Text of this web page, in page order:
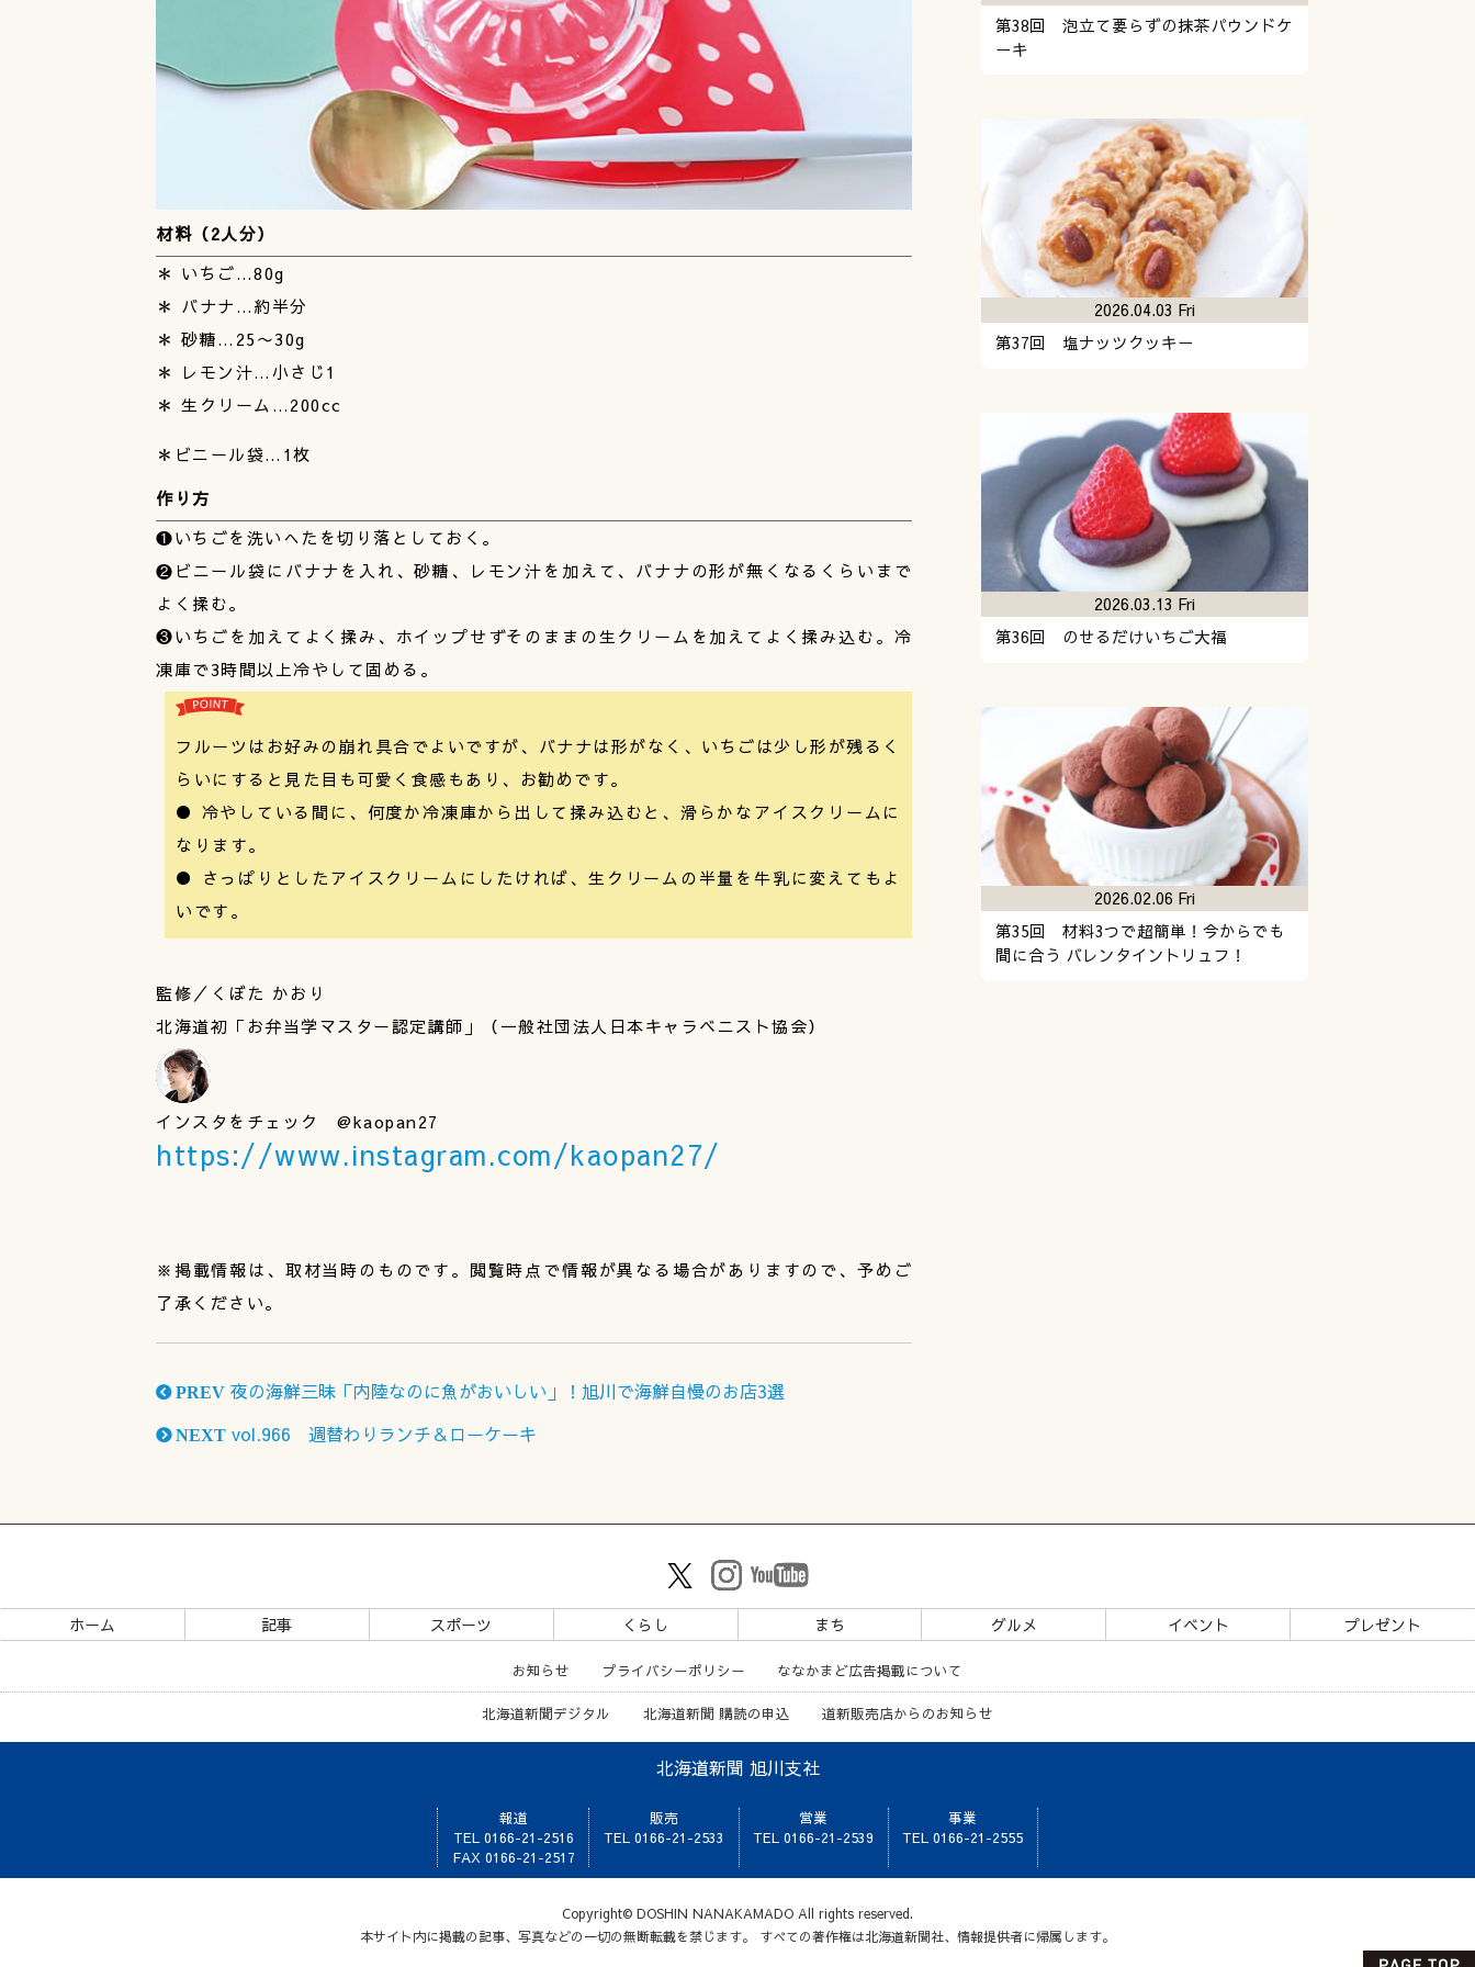
材料（2人分）
＊ いちご…80g
＊ バナナ…約半分
＊ 砂糖…25〜30g
＊ レモン汁…小さじ1
＊ 生クリーム…200cc
＊ビニール袋…1枚
作り方
❶いちごを洗いへたを切り落としておく。
❷ビニール袋にバナナを入れ、砂糖、レモン汁を加えて、バナナの形が無くなるくらいまで
よく揉む。
❸いちごを加えてよく揉み、ホイップせずそのままの生クリームを加えてよく揉み込む。冷
凍庫で3時間以上冷やして固める。
フルーツはお好みの崩れ具合でよいですが、バナナは形がなく、いちごは少し形が残るく
らいにすると見た目も可愛く食感もあり、お勧めです。
● 冷やしている間に、何度か冷凍庫から出して揉み込むと、滑らかなアイスクリームに
なります。
● さっぱりとしたアイスクリームにしたければ、生クリームの半量を牛乳に変えてもよ
いです。
監修／くぼた かおり
北海道初「お弁当学マスター認定講師」（一般社団法人日本キャラベニスト協会）
インスタをチェック @kaopan27
https://www.instagram.com/kaopan27/
※掲載情報は、取材当時のものです。閲覧時点で情報が異なる場合がありますので、予めご
了承ください。
PREV 夜の海鮮三昧「内陸なのに魚がおいしい」！旭川で海鮮自慢のお店3選
NEXT vol.966 週替わりランチ＆ローケーキ
第38回 泡立て要らずの抹茶パウンドケ
ーキ
第37回 塩ナッツクッキー
2026.04.03 Fri
第36回 のせるだけいちご大福
2026.03.13 Fri
第35回 材料3つで超簡単！今からでも
間に合う バレンタイントリュフ！
2026.02.06 Fri
ホーム 記事 スポーツ くらし まち グルメ イベント プレゼント
お知らせ プライバシーポリシー ななかまど広告掲載について
北海道新聞デジタル 北海道新聞 購読の申込 道新販売店からのお知らせ
北海道新聞 旭川支社
報道
TEL 0166-21-2516
FAX 0166-21-2517
販売
TEL 0166-21-2533
営業
TEL 0166-21-2539
事業
TEL 0166-21-2555
Copyright© DOSHIN NANAKAMADO All rights reserved.
本サイト内に掲載の記事、写真などの一切の無断転載を禁じます。 すべての著作権は北海道新聞社、情報提供者に帰属します。